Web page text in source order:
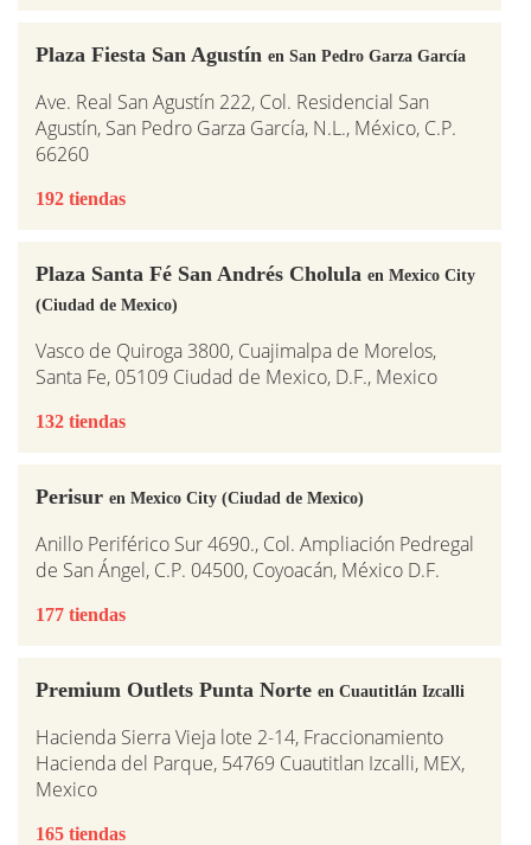
Plaza Fiesta San Agustín en San Pedro Garza García
Ave. Real San Agustín 222, Col. Residencial San
Agustín, San Pedro Garza García, N.L., México, C.P.
66260
192 tiendas
Plaza Santa Fé San Andrés Cholula en Mexico City
(Ciudad de Mexico)
Vasco de Quiroga 3800, Cuajimalpa de Morelos,
Santa Fe, 05109 Ciudad de Mexico, D.F., Mexico
132 tiendas
Perisur en Mexico City (Ciudad de Mexico)
Anillo Periférico Sur 4690., Col. Ampliación Pedregal
de San Ángel, C.P. 04500, Coyoacán, México D.F.
177 tiendas
Premium Outlets Punta Norte en Cuautitlán Izcalli
Hacienda Sierra Vieja lote 2-14, Fraccionamiento
Hacienda del Parque, 54769 Cuautitlan Izcalli, MEX,
Mexico
165 tiendas